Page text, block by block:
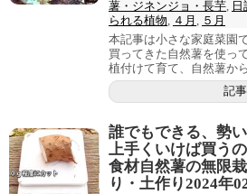
薯・ジネンジョ・長芋, 日
られる植物, ４月 , ５月
本記事は小さな家庭菜園
買ってきた自然薯を使っ
植付けて育て、自然薯か
記
誰でもできる、勢
上手くいけば買う
食材自然薯の無限
り・土作り2024年